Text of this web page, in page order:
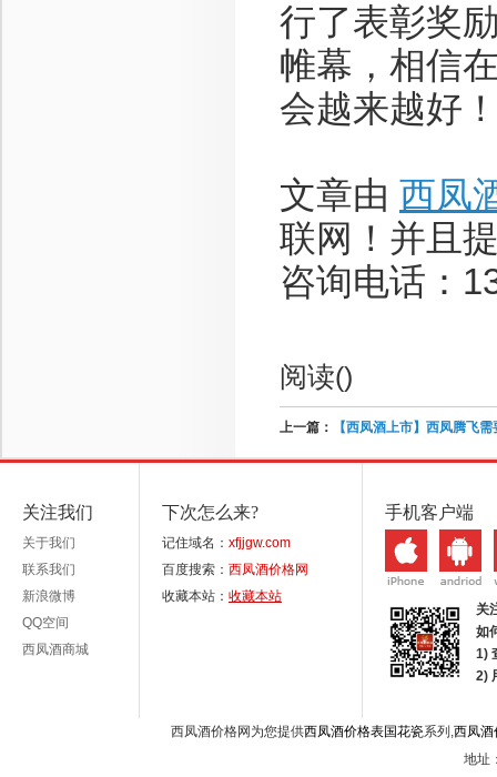
行了表彰奖
帷幕，相信
会越来越好
文章由 西凤
联网！并且
咨询电话：
阅读()
上一篇： 【西凤酒上市】西凤腾飞
关注我们
关于我们
联系我们
新浪微博
QQ空间
西凤酒商城
下次怎么来?
记住域名： xfjjgw.com
百度搜索： 西凤酒价格网
收藏本站： 收藏本站
手机客户端
关
如
1)
2)
西凤酒价格网为您提供西凤酒价格表国花瓷系列,西凤酒
地址